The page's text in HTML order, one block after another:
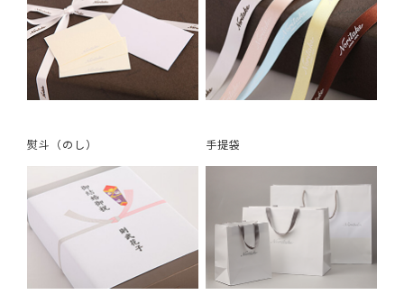
熨斗（のし） 手提袋